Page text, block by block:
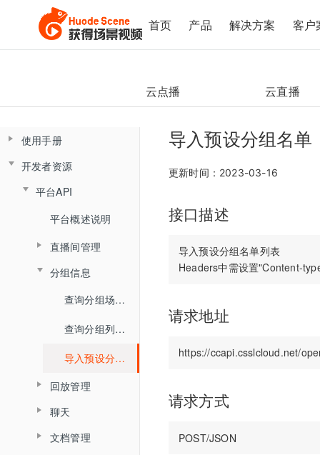
首页 产品 解决方案 客户
云点播 云直播
使用手册
控制台操作手册
直播间管理
创建直播间
直播间设置
链接获取
回放查看
数据统计
数据总览
监课管理
监课列表
直播间日志
云盘管理
文档库
媒体库
开发者中心
密钥管理
回调配置
用量统计
服务概览
流量统计
权限管理
子用户管理
产品简介
角色介绍
登录与准备
主界面介绍
教室功能介绍
音视频设置
状态监控
产品简介
角色介绍
登录
界面介绍
教室功能介绍
产品发版记录
发版记录
开发者资源
平台API
平台概述说明
直播间管理
创建直播间
更新直播间
查询直播间信息
创建登录sessionId
分组信息
查询分组场次列表
查询分组列表详情
导入预设分组名单
回放管理
聊天
查询聊天信息
文档管理
导入预设分组名单
更新时间：2023-03-16
接口描述
导入预设分组名单列表
请求地址
请求方式